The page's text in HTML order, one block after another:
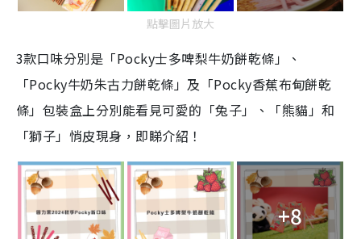
點擊圖片放大
3款口味分別是「Pocky士多啤梨牛奶餅乾條」、
「Pocky牛奶朱古力餅乾條」及「Pocky香蕉布甸餅乾
條」包裝盒上分別能看見可愛的「兔子」、「熊貓」和
「獅子」悄皮現身，即睇介紹！
+8